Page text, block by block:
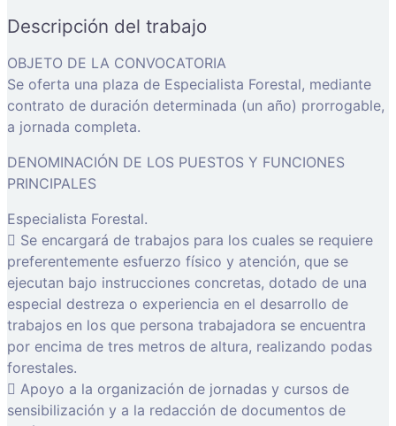
Descripción del trabajo
OBJETO DE LA CONVOCATORIA
Se oferta una plaza de Especialista Forestal, mediante
contrato de duración determinada (un año) prorrogable,
a jornada completa.
DENOMINACIÓN DE LOS PUESTOS Y FUNCIONES
PRINCIPALES
Especialista Forestal.
 Se encargará de trabajos para los cuales se requiere
preferentemente esfuerzo físico y atención, que se
ejecutan bajo instrucciones concretas, dotado de una
especial destreza o experiencia en el desarrollo de
trabajos en los que persona trabajadora se encuentra
por encima de tres metros de altura, realizando podas
forestales.
 Apoyo a la organización de jornadas y cursos de
sensibilización y a la redacción de documentos de